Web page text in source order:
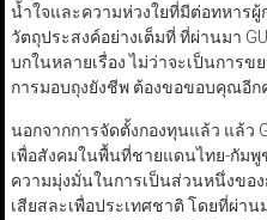
น้ำใจและความห่วงใยที่มีต่อทหาร
วัตถุประสงค์อย่างเต็มที่ ที่ผ่านมา
บกในหลายเรื่อง ไม่ว่าจะเป็นกา
การมอบถุงยังชีพ ต้องขอขอบคุณอีก
นอกจากการจัดตั้งกองทุนแล้ว แล้ว
เพื่อสังคมในพื้นที่ชายแดนไทย-กัมพู
ความมุ่งมั่นในการเป็นส่วนหนึ่งขอ
เสียสละเพื่อประเทศชาติ โดยที่ผ่าน